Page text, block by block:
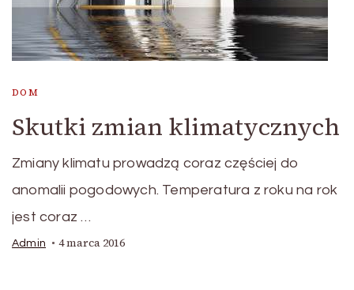
DOM
Skutki zmian klimatycznych
Zmiany klimatu prowadzą coraz częściej do
anomalii pogodowych. Temperatura z roku na rok
jest coraz …
Admin 4 marca 2016